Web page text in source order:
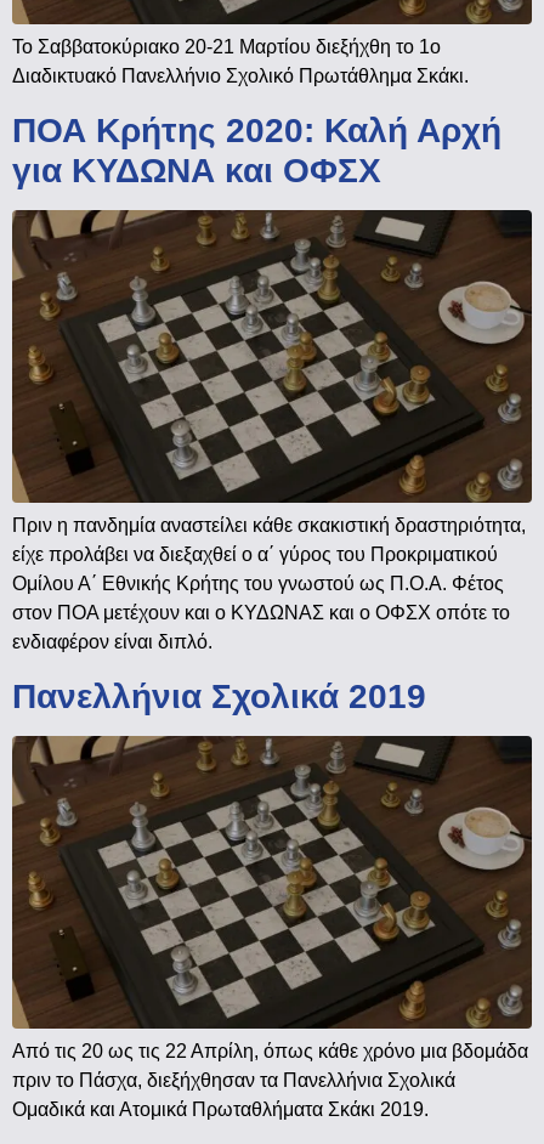
Το Σαββατοκύριακο 20-21 Μαρτίου διεξήχθη το 1ο
Διαδικτυακό Πανελλήνιο Σχολικό Πρωτάθλημα Σκάκι.
ΠΟΑ Κρήτης 2020: Καλή Αρχή
για ΚΥΔΩΝΑ και ΟΦΣΧ
Πριν η πανδημία αναστείλει κάθε σκακιστική δραστηριότητα,
είχε προλάβει να διεξαχθεί ο α΄ γύρος του Προκριματικού
Ομίλου Α΄ Εθνικής Κρήτης του γνωστού ως Π.Ο.Α. Φέτος
στον ΠΟΑ μετέχουν και ο ΚΥΔΩΝΑΣ και ο ΟΦΣΧ οπότε το
ενδιαφέρον είναι διπλό.
Πανελλήνια Σχολικά 2019
Από τις 20 ως τις 22 Απρίλη, όπως κάθε χρόνο μια βδομάδα
πριν το Πάσχα, διεξήχθησαν τα Πανελλήνια Σχολικά
Ομαδικά και Ατομικά Πρωταθλήματα Σκάκι 2019.